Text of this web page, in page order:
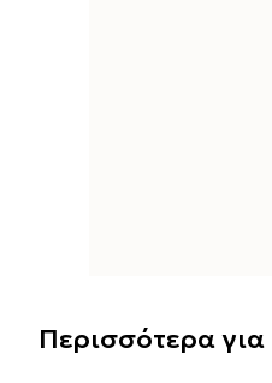
Περισσότερα για